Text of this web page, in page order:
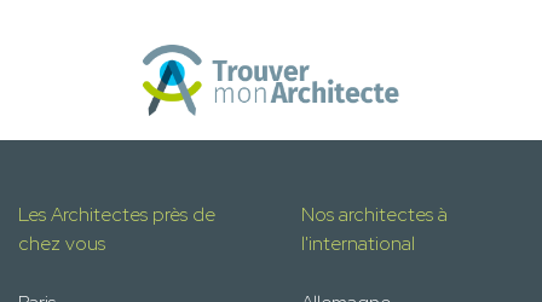
Les Architectes près de
chez vous
Nos architectes à
l'international